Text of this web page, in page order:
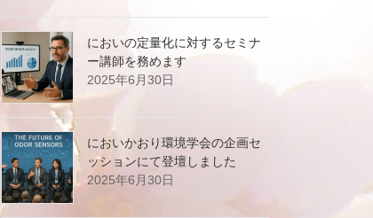
においの定量化に対するセミナ
ー講師を務めます
2025年6月30日
においかおり環境学会の企画セ
ッションにて登壇しました
2025年6月30日